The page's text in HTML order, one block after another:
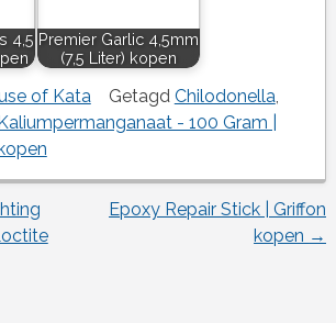
4,5 Premier Garlic 4,5mm
(7,5 Liter) kopen
of Kata Getagd Chilodonella
- 100 Gram |
Epoxy Repair Stick | Griffon
kopen →